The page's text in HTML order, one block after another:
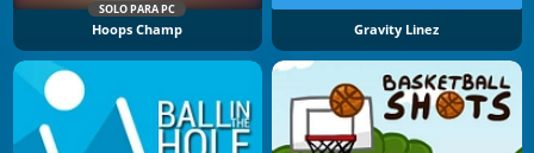
SOLO PARA PC
Hoops Champ Gravity Linez